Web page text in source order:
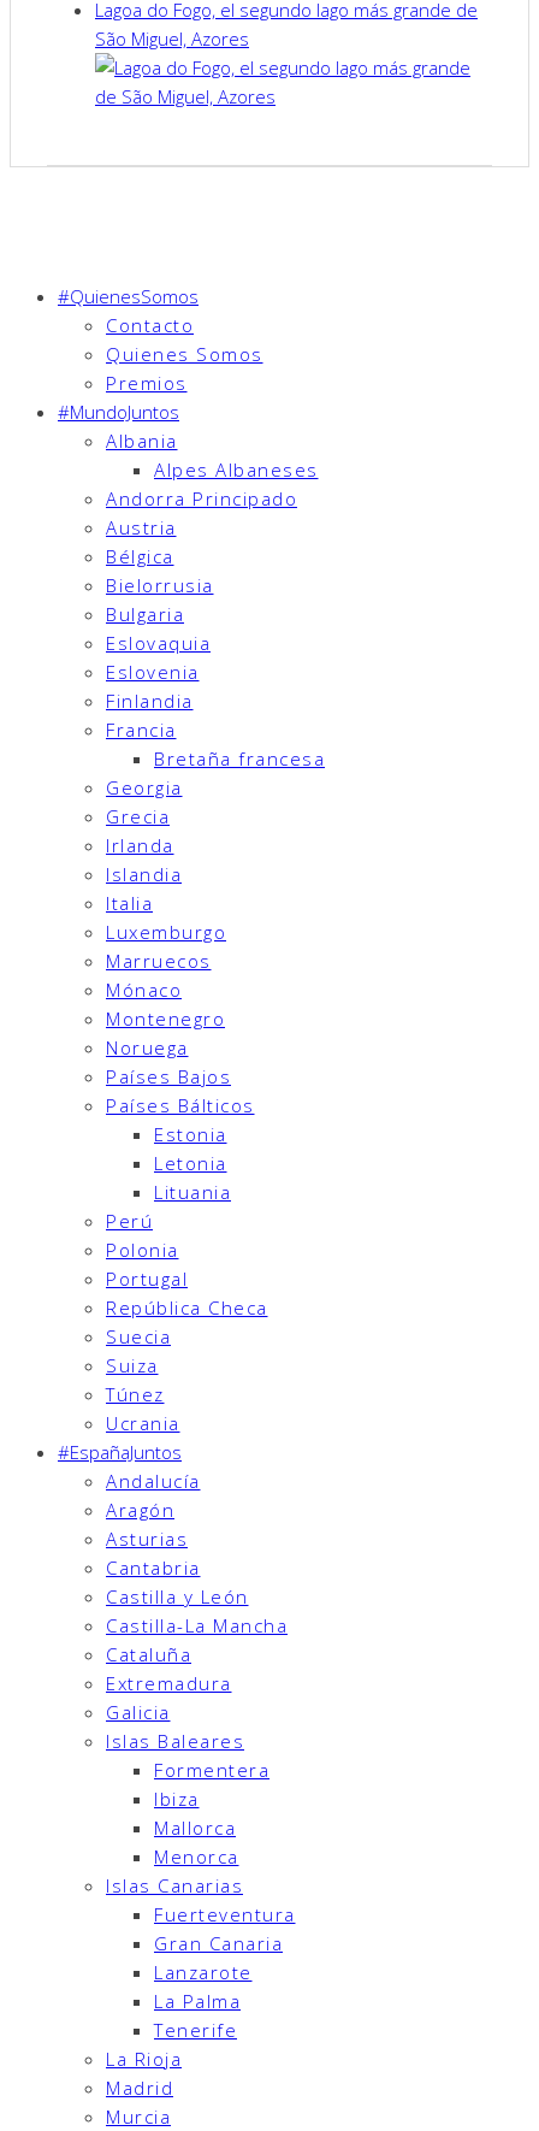
Lagoa do Fogo, el segundo lago más grande de
São Miguel, Azores
#QuienesSomos
Contacto
Quienes Somos
Premios
#MundoJuntos
Albania
Alpes Albaneses
Andorra Principado
Austria
Bélgica
Bielorrusia
Bulgaria
Eslovaquia
Eslovenia
Finlandia
Francia
Bretaña francesa
Georgia
Grecia
Irlanda
Islandia
Italia
Luxemburgo
Marruecos
Mónaco
Montenegro
Noruega
Países Bajos
Países Bálticos
Estonia
Letonia
Lituania
Perú
Polonia
Portugal
República Checa
Suecia
Suiza
Túnez
Ucrania
#EspañaJuntos
Andalucía
Aragón
Asturias
Cantabria
Castilla y León
Castilla-La Mancha
Cataluña
Extremadura
Galicia
Islas Baleares
Formentera
Ibiza
Mallorca
Menorca
Islas Canarias
Fuerteventura
Gran Canaria
Lanzarote
La Palma
Tenerife
La Rioja
Madrid
Murcia